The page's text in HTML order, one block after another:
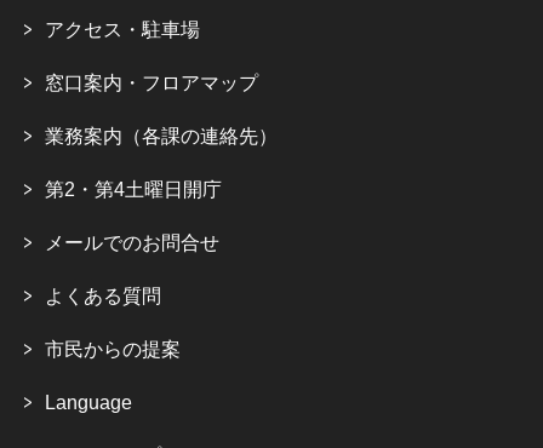
アクセス・駐車場
窓口案内・フロアマップ
業務案内（各課の連絡先）
第2・第4土曜日開庁
メールでのお問合せ
よくある質問
市民からの提案
Language